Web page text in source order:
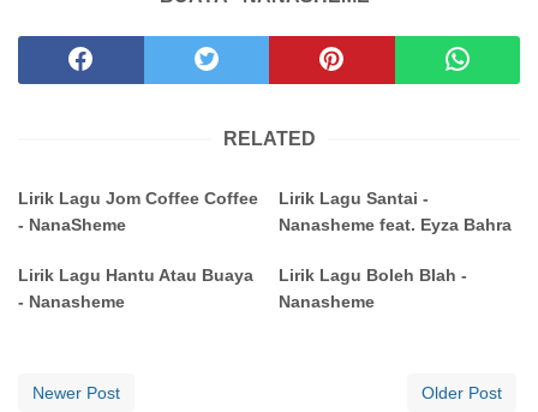
RELATED
Lirik Lagu Jom Coffee Coffee
- NanaSheme
Lirik Lagu Santai -
Nanasheme feat. Eyza Bahra
Lirik Lagu Hantu Atau Buaya
- Nanasheme
Lirik Lagu Boleh Blah -
Nanasheme
Newer Post Older Post